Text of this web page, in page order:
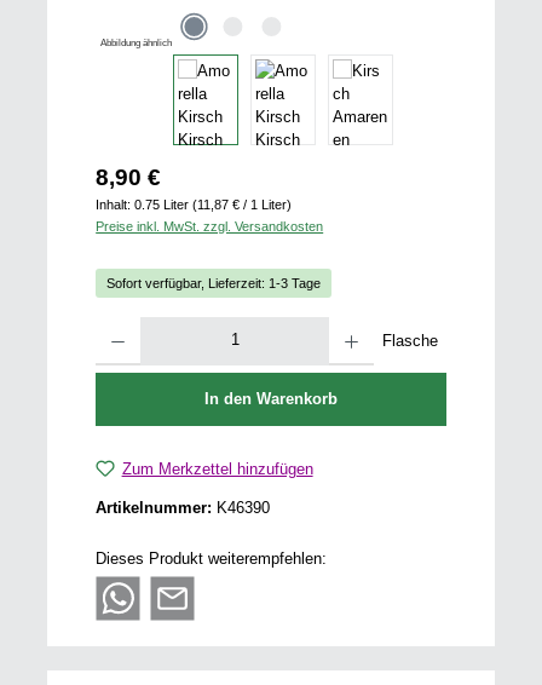
Abbildung ähnlich
Regulärer Preis:
8,90 €
Inhalt:0.75 Liter(11,87 € / 1 Liter)
Preise inkl. MwSt. zzgl. Versandkosten
Sofort verfügbar, Lieferzeit: 1-3 Tage
Flasche
In den Warenkorb
Zum Merkzettel hinzufügen
Artikelnummer: K46390
Dieses Produkt weiterempfehlen: